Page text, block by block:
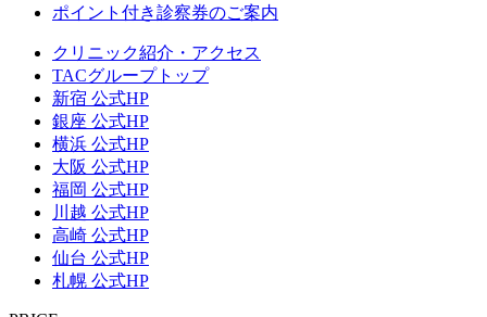
ポイント付き診察券のご案内
クリニック紹介・アクセス
TACグループトップ
新宿 公式HP
銀座 公式HP
横浜 公式HP
大阪 公式HP
福岡 公式HP
川越 公式HP
高崎 公式HP
仙台 公式HP
札幌 公式HP